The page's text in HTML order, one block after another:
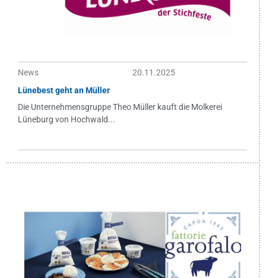
News
20.11.2025
Lünebest geht an Müller
Die Unternehmensgruppe Theo Müller kauft die Molkerei
Lüneburg von Hochwald...